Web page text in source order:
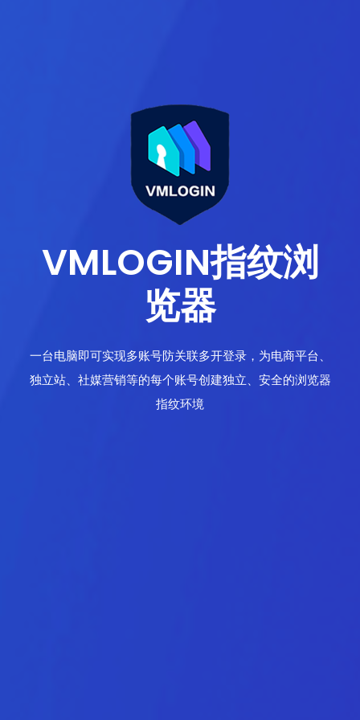
VMLOGIN指纹浏
览器
一台电脑即可实现多账号防关联多开登录，为电商平台、
独立站、社媒营销等的每个账号创建独立、安全的浏览器
指纹环境